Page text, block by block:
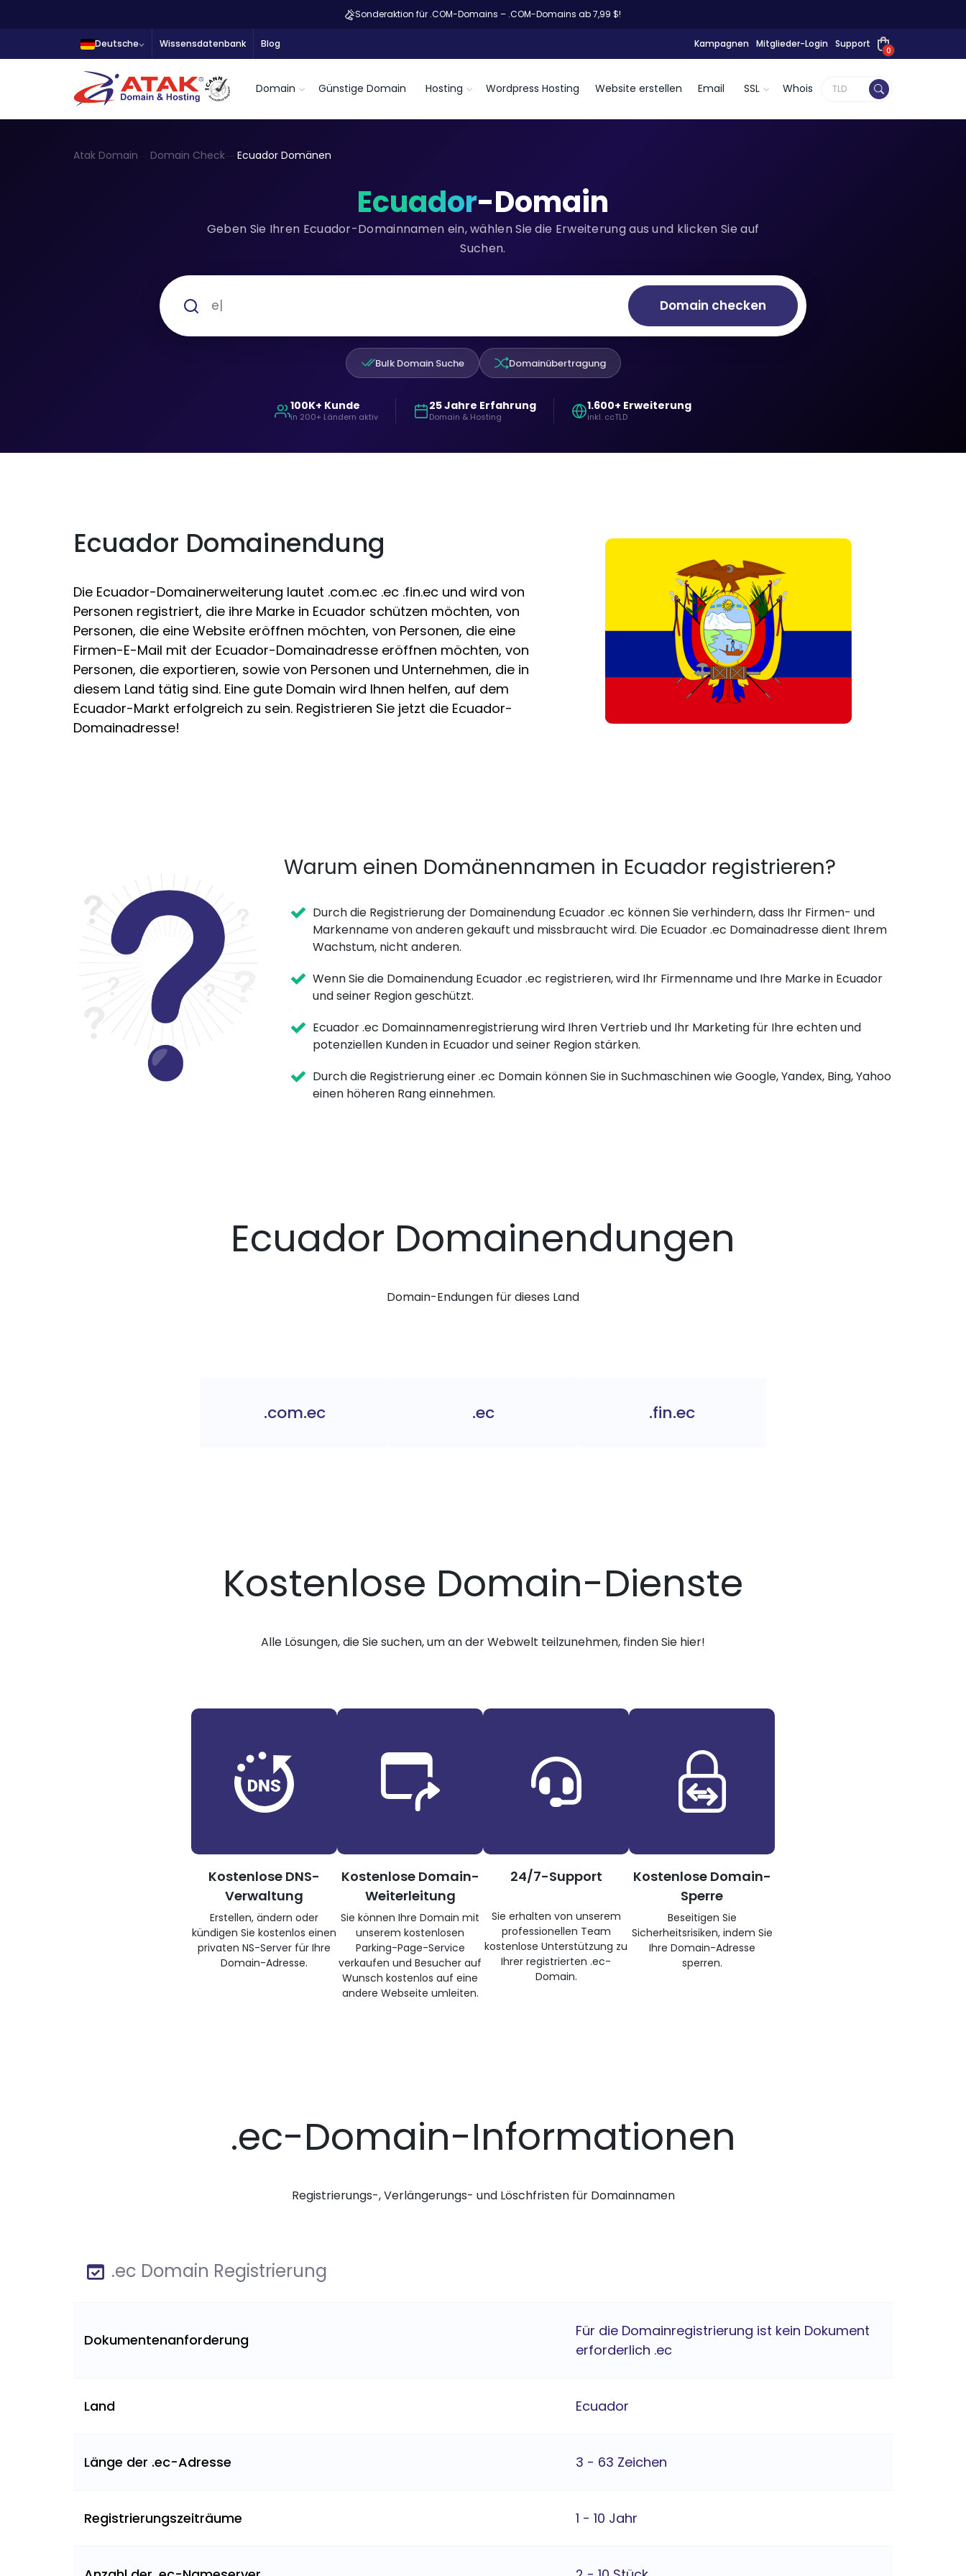
Sonderaktion für .COM-Domains – .COM-Domains ab 7,99 $!
Deutsche Wissensdatenbank Blog Kampagnen Mitglieder-Login Support
0
Domain Günstige Domain Hosting Wordpress Hosting Website erstellen Email SSL Whois
Atak Domain Domain Check Ecuador Domänen
Ecuador-Domain
Geben Sie Ihren Ecuador-Domainnamen ein, wählen Sie die Erweiterung aus und klicken Sie auf
Suchen.
Domain checken
Bulk Domain Suche Domainübertragung
100K+ Kunde
in 200+ Ländern aktiv
25 Jahre Erfahrung
Domain & Hosting
1.600+ Erweiterung
inkl. ccTLD
Ecuador Domainendung
Die Ecuador-Domainerweiterung lautet .com.ec .ec .fin.ec und wird von
Personen registriert, die ihre Marke in Ecuador schützen möchten, von
Personen, die eine Website eröffnen möchten, von Personen, die eine
Firmen-E-Mail mit der Ecuador-Domainadresse eröffnen möchten, von
Personen, die exportieren, sowie von Personen und Unternehmen, die in
diesem Land tätig sind. Eine gute Domain wird Ihnen helfen, auf dem
Ecuador-Markt erfolgreich zu sein. Registrieren Sie jetzt die Ecuador-
Domainadresse!
Warum einen Domänennamen in Ecuador registrieren?
Durch die Registrierung der Domainendung Ecuador .ec können Sie verhindern, dass Ihr Firmen- und
Markenname von anderen gekauft und missbraucht wird. Die Ecuador .ec Domainadresse dient Ihrem
Wachstum, nicht anderen.
Wenn Sie die Domainendung Ecuador .ec registrieren, wird Ihr Firmenname und Ihre Marke in Ecuador
und seiner Region geschützt.
Ecuador .ec Domainnamenregistrierung wird Ihren Vertrieb und Ihr Marketing für Ihre echten und
potenziellen Kunden in Ecuador und seiner Region stärken.
Durch die Registrierung einer .ec Domain können Sie in Suchmaschinen wie Google, Yandex, Bing, Yahoo
einen höheren Rang einnehmen.
Ecuador Domainendungen
Domain-Endungen für dieses Land
.com.ec .ec .fin.ec
Kostenlose Domain-Dienste
Alle Lösungen, die Sie suchen, um an der Webwelt teilzunehmen, finden Sie hier!
Kostenlose DNS-
Verwaltung
Erstellen, ändern oder
kündigen Sie kostenlos einen
privaten NS-Server für Ihre
Domain-Adresse.
Kostenlose Domain-
Weiterleitung
Sie können Ihre Domain mit
unserem kostenlosen
Parking-Page-Service
verkaufen und Besucher auf
Wunsch kostenlos auf eine
andere Webseite umleiten.
24/7-Support
Sie erhalten von unserem
professionellen Team
kostenlose Unterstützung zu
Ihrer registrierten .ec-
Domain.
Kostenlose Domain-
Sperre
Beseitigen Sie
Sicherheitsrisiken, indem Sie
Ihre Domain-Adresse
sperren.
.ec-Domain-Informationen
Registrierungs-, Verlängerungs- und Löschfristen für Domainnamen
.ec Domain Registrierung
Dokumentenanforderung
Für die Domainregistrierung ist kein Dokument
erforderlich .ec
Land Ecuador
Länge der .ec-Adresse 3 - 63 Zeichen
Registrierungszeiträume 1 - 10 Jahr